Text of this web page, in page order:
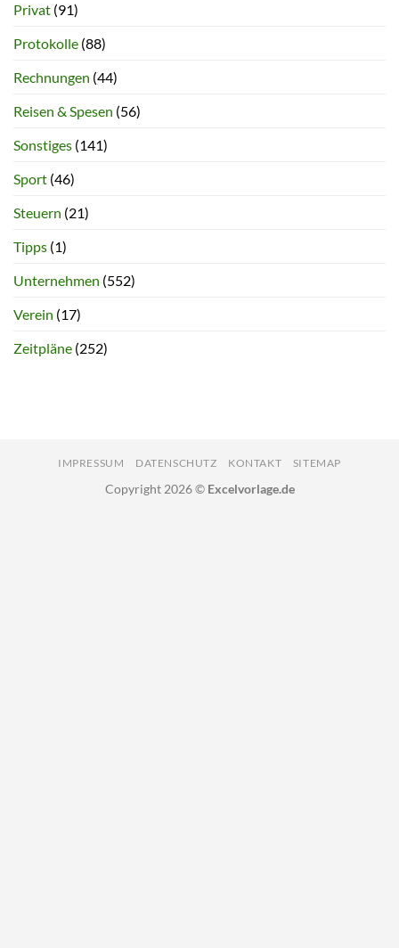
Privat (91)
Protokolle (88)
Rechnungen (44)
Reisen & Spesen (56)
Sonstiges (141)
Sport (46)
Steuern (21)
Tipps (1)
Unternehmen (552)
Verein (17)
Zeitpläne (252)
IMPRESSUM DATENSCHUTZ KONTAKT SITEMAP
Copyright 2026 © Excelvorlage.de